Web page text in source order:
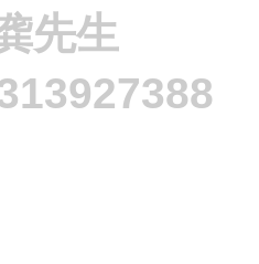
先生